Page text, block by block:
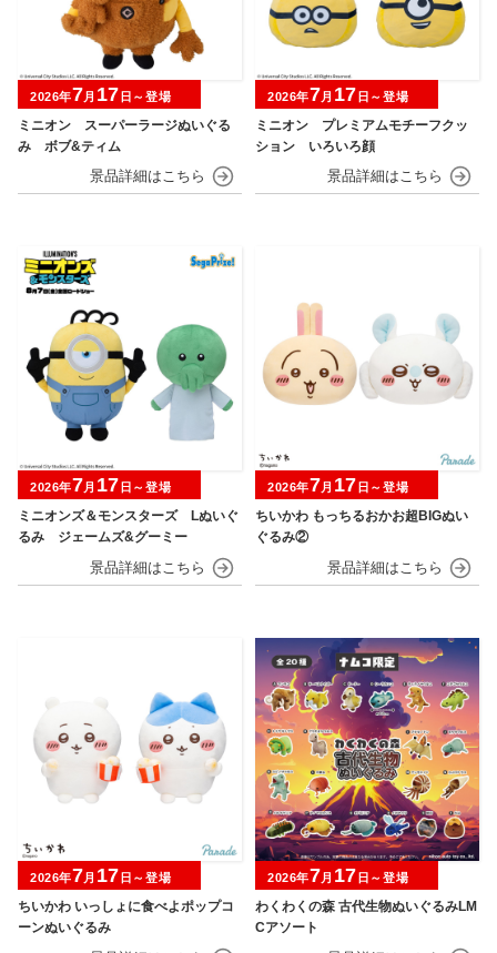
ミニオン スーパーラージぬいぐる
み ボブ&ティム
2026年7月 17 日～登場
ミニオン プレミアムモチーフクッ
ション いろいろ顔
2026年7月 17 日～登場
ミニオンズ＆モンスターズ Lぬいぐ
るみ ジェームズ&グーミー
2026年7月 17 日～登場
ちいかわ もっちるおかお超BIGぬい
ぐるみ②
2026年7月 17 日～登場
ちいかわ いっしょに食べよポップコ
ーンぬいぐるみ
2026年7月 17 日～登場
わくわくの森 古代生物ぬいぐるみLM
Cアソート
2026年7月 17 日～登場